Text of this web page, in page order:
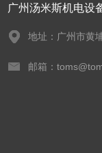
广州汤米斯机电设
地址：广州市黄
邮箱：